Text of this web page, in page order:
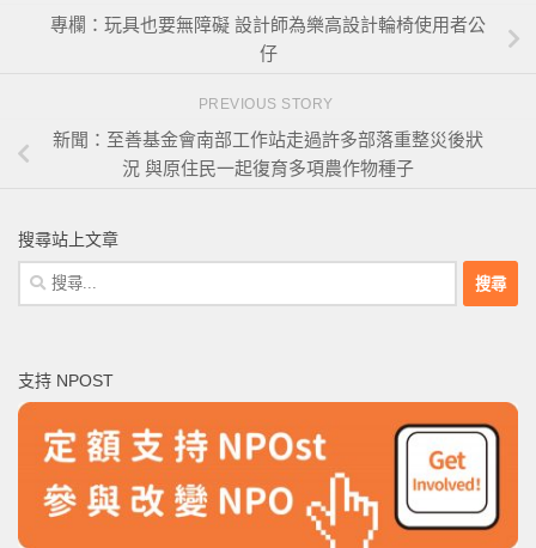
專欄：玩具也要無障礙 設計師為樂高設計輪椅使用者公
仔
PREVIOUS STORY
新聞：至善基金會南部工作站走過許多部落重整災後狀
況 與原住民一起復育多項農作物種子
搜尋站上文章
搜
尋
字:
支持 NPOST